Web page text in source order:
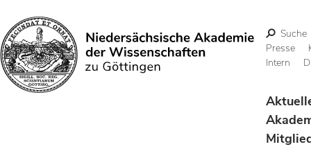
Suchen
Suche
Presse
Intern